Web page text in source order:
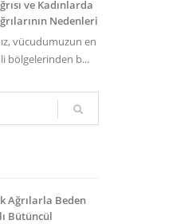
ve Kadınlarda
Nedenleri
vücudumuzun en
bölgelerinden b...
Ağrılarla Beden
Bütüncül